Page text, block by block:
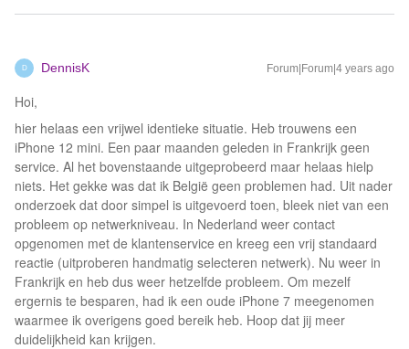
D DennisK Forum|Forum|4 years ago
Hoi,
hier helaas een vrijwel identieke situatie. Heb trouwens een
iPhone 12 mini. Een paar maanden geleden in Frankrijk geen
service. Al het bovenstaande uitgeprobeerd maar helaas hielp
niets. Het gekke was dat ik België geen problemen had. Uit nader
onderzoek dat door simpel is uitgevoerd toen, bleek niet van een
probleem op netwerkniveau. In Nederland weer contact
opgenomen met de klantenservice en kreeg een vrij standaard
reactie (uitproberen handmatig selecteren netwerk). Nu weer in
Frankrijk en heb dus weer hetzelfde probleem. Om mezelf
ergernis te besparen, had ik een oude iPhone 7 meegenomen
waarmee ik overigens goed bereik heb. Hoop dat jij meer
duidelijkheid kan krijgen.